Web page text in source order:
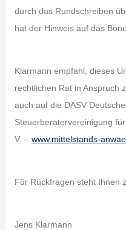
durch das Rundschreiben
hat der Hinweis auf das
Klarmann empfahl, dieses
rechtlichen Rat in Anspruch
auch auf die DASV
Steuerberatervereinigung
V. – www.mittelstands-
Für Rückfragen steht Ihnen
Jens Klarmann